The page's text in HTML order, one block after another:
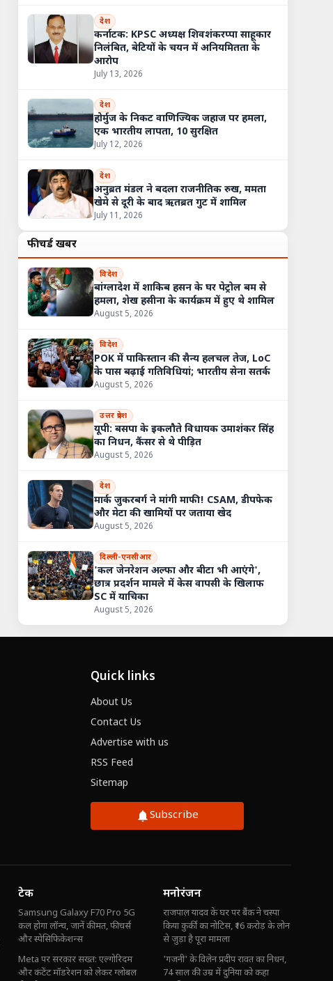
राष्ट्रपति भवन से हटाए गए दिल्ली पुलिस के ज्वाइंट CP वीनू बंसल, असंसदीय व्यवहार
देश
कर्नाटक: KPSC अध्यक्ष शिवशंकरप्पा साहूकार
निलंबित, बेटियों के चयन में अनियमितता के
आरोप
July 13, 2026
देश
होर्मुज के निकट वाणिज्यिक जहाज पर हमला,
एक भारतीय लापता, 10 सुरक्षित
July 12, 2026
देश
अनुब्रत मंडल ने बदला राजनीतिक रुख, ममता
खेमे से दूरी के बाद ऋतब्रत गुट में शामिल
July 11, 2026
फीचर्ड खबरें
विदेश
बांग्लादेश में शाकिब हसन के घर पेट्रोल बम से
हमला, शेख हसीना के कार्यक्रम में हुए थे शामिल
August 5, 2026
विदेश
POK में पाकिस्तान की सैन्य हलचल तेज, LoC
के पास बढ़ाई गतिविधियां; भारतीय सेना सतर्क
August 5, 2026
उत्तर प्रदेश
यूपी: बसपा के इकलौते विधायक उमाशंकर सिंह
का निधन, कैंसर से थे पीड़ित
August 5, 2026
देश
मार्क जुकरबर्ग ने मांगी माफी! CSAM, डीपफेक
और मेटा की खामियों पर जताया खेद
August 5, 2026
दिल्ली-एनसीआर
'कल जेनरेशन अल्फा और बीटा भी आएंगे',
छात्र प्रदर्शन मामले में केस वापसी के खिलाफ
SC में याचिका
August 5, 2026
Quick links
About Us
Contact Us
Advertise with us
RSS Feed
Sitemap
Subscribe
टेक
Samsung Galaxy F70 Pro 5G
कल होगा लॉन्च, जानें कीमत, फीचर्स
और स्पेसिफिकेशन्स
Meta पर सरकार सख्त: एल्गोरिदम
और कंटेंट मॉडरेशन को लेकर ग्लोबल
मनोरंजन
राजपाल यादव के घर पर बैंक ने चस्पा
किया कुर्की का नोटिस, ₹16 करोड़ के लोन
से जुड़ा है पूरा मामला
'गजनी' के विलेन प्रदीप रावत का निधन,
74 साल की उम्र में दुनिया को कहा